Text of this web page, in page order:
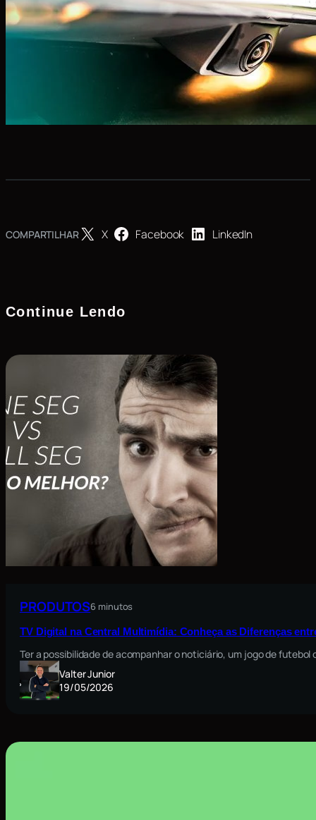
COMPARTILHAR X Facebook LinkedIn
Continue Lendo
PRODUTOS6 minutos
TV Digital na Central Multimídia: Conheça as Diferenças
Ter a possibilidade de acompanhar o noticiário, um jogo de
Valter Junior
19/05/2026